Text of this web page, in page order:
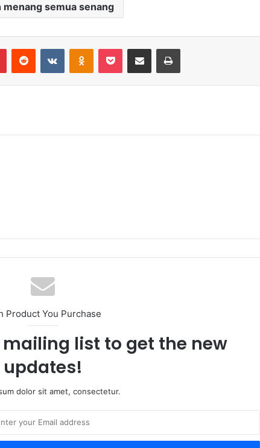
menang semua senang
PinterestReddit VKontakteOdnoklassniki
Pocket Share via Email
Product You Purchase
list to get the new
updates!
dolor sit amet, consectetur.